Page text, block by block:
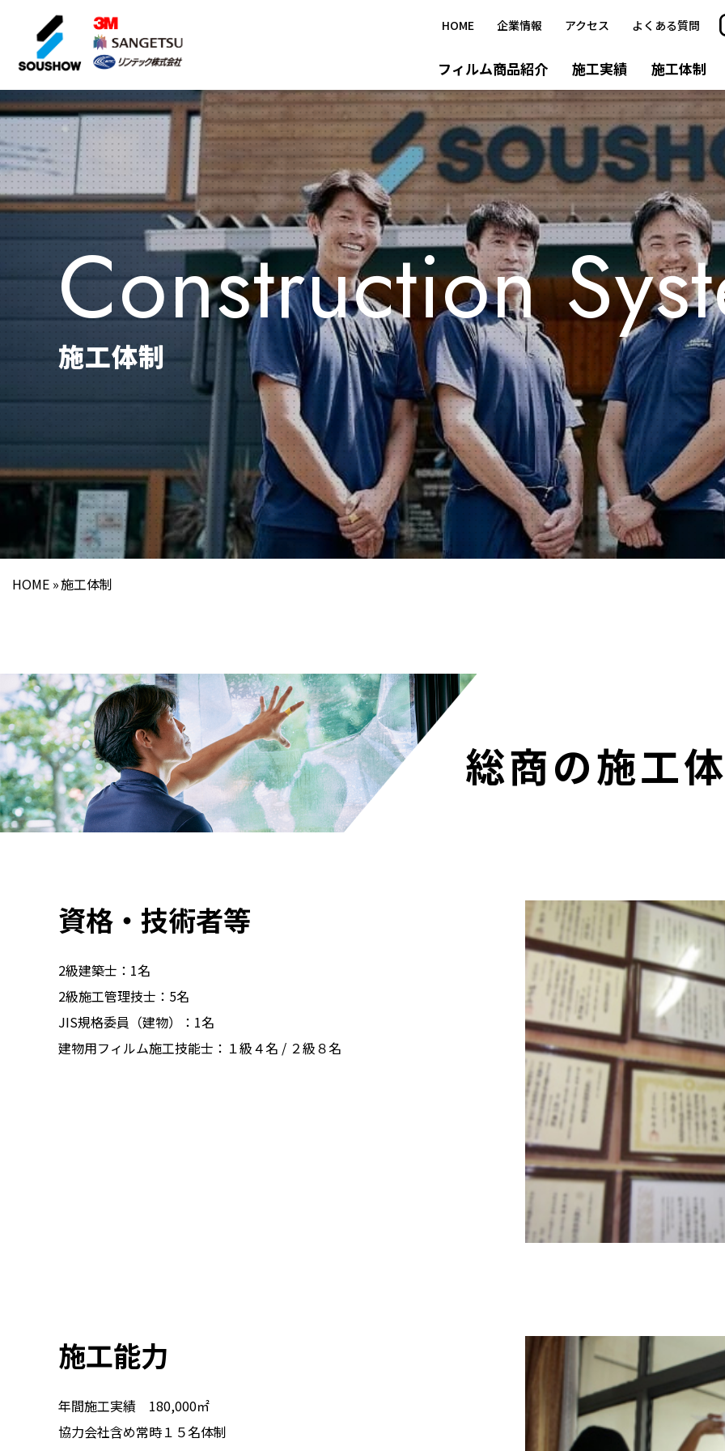
HOME 企業情報 アクセス よくある質問
フィルム商品紹介
遮熱フィルム 防犯フィルム 飛散防止フィルム デザインフィルム
施工実績 施工体制
Construction
施工体制
HOME 施工体制
総商の施工
資格・技術者等
2級建築士：1名
2級施工管理技士：5名
JIS規格委員（建物）：1名
建物用フィルム施工技能士：１級４名 / ２級８名
施工能力
年間施工実績 180,000㎡
協力会社含め常時１５名体制